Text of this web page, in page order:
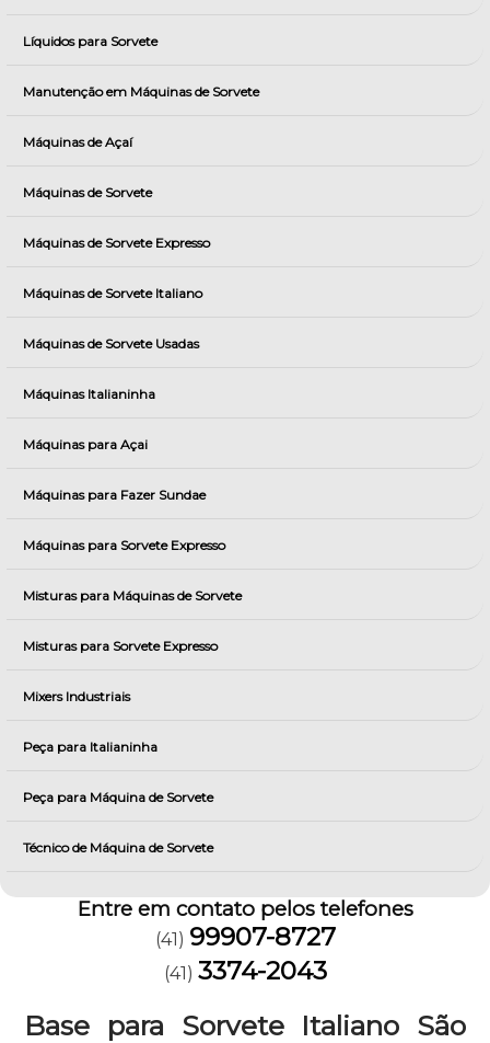
Líquidos para Sorvete
Manutenção em Máquinas de Sorvete
Máquinas de Açaí
Máquinas de Sorvete
Máquinas de Sorvete Expresso
Máquinas de Sorvete Italiano
Máquinas de Sorvete Usadas
Máquinas Italianinha
Máquinas para Açai
Máquinas para Fazer Sundae
Máquinas para Sorvete Expresso
Misturas para Máquinas de Sorvete
Misturas para Sorvete Expresso
Mixers Industriais
Peça para Italianinha
Peça para Máquina de Sorvete
Técnico de Máquina de Sorvete
Entre em contato pelos telefones
(41) 99907-8727
(41) 3374-2043
Base para Sorvete Italiano São